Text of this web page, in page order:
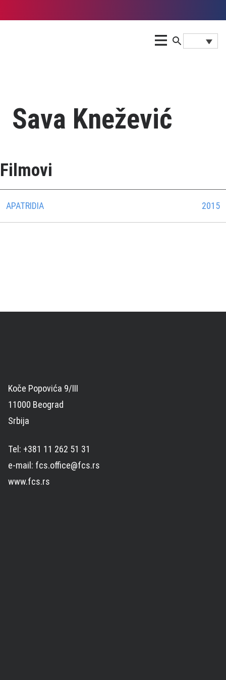
Sava Knežević
Filmovi
APATRIDIA 2015
Koče Popovića 9/III
11000 Beograd
Srbija
Tel: +381 11 262 51 31
e-mail: fcs.office@fcs.rs
www.fcs.rs